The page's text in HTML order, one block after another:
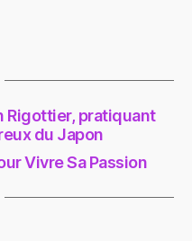
Rigottier, pratiquant
du Japon
Vivre Sa Passion